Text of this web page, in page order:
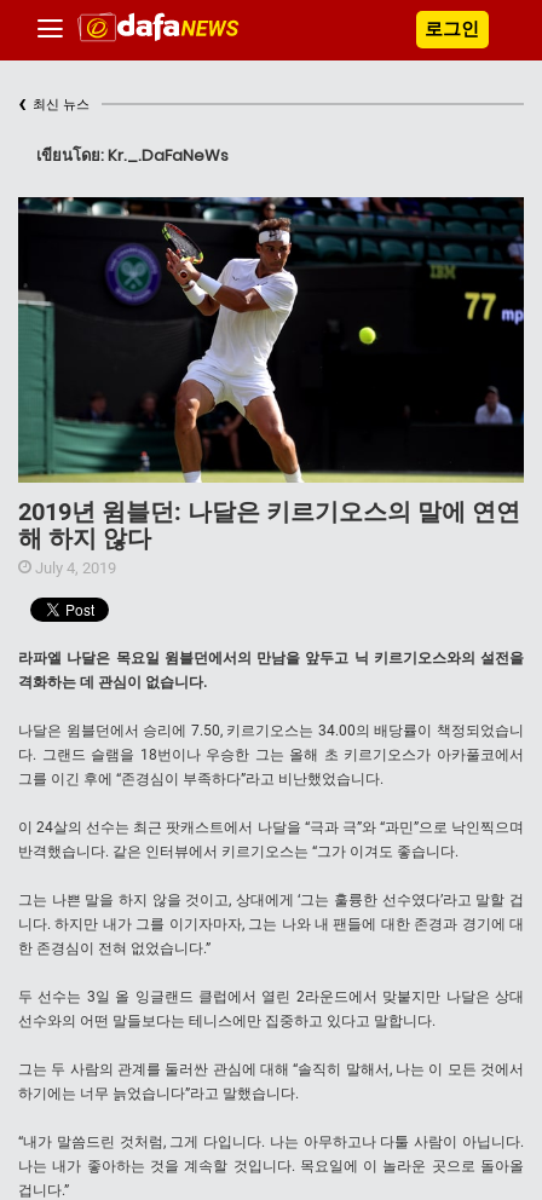
로그인
‹ 최신 뉴스
เขียนโดย: Kr._.DaFaNeWs
2019년 윔블던: 나달은 키르기오스의 말에 연연
해 하지 않다
July 4, 2019
라파엘 나달은 목요일 윔블던에서의 만남을 앞두고 닉 키르기오스와의 설전을
격화하는 데 관심이 없습니다.
나달은 윔블던에서 승리에 7.50, 키르기오스는 34.00의 배당률이 책정되었습니
다. 그랜드 슬램을 18번이나 우승한 그는 올해 초 키르기오스가 아카풀코에서
그를 이긴 후에 “존경심이 부족하다”라고 비난했었습니다.
이 24살의 선수는 최근 팟캐스트에서 나달을 “극과 극”와 “과민”으로 낙인찍으며
반격했습니다. 같은 인터뷰에서 키르기오스는 “그가 이겨도 좋습니다.
그는 나쁜 말을 하지 않을 것이고, 상대에게 ‘그는 훌륭한 선수였다’라고 말할 겁
니다. 하지만 내가 그를 이기자마자, 그는 나와 내 팬들에 대한 존경과 경기에 대
한 존경심이 전혀 없었습니다.”
두 선수는 3일 올 잉글랜드 클럽에서 열린 2라운드에서 맞붙지만 나달은 상대
선수와의 어떤 말들보다는 테니스에만 집중하고 있다고 말합니다.
그는 두 사람의 관계를 둘러싼 관심에 대해 “솔직히 말해서, 나는 이 모든 것에서
하기에는 너무 늙었습니다”라고 말했습니다.
“내가 말씀드린 것처럼, 그게 다입니다. 나는 아무하고나 다툴 사람이 아닙니다.
나는 내가 좋아하는 것을 계속할 것입니다. 목요일에 이 놀라운 곳으로 돌아올
겁니다.”